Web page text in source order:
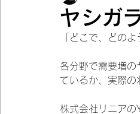
ヤシガ
「どこで、どの
各分野で需要増
ているか、実際
株式会社リニアの